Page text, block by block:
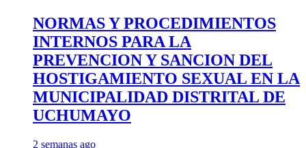
NORMAS Y PROCEDIMIENTOS
INTERNOS PARA LA
PREVENCION Y SANCION DEL
HOSTIGAMIENTO SEXUAL EN LA
MUNICIPALIDAD DISTRITAL DE
UCHUMAYO
2 semanas ago